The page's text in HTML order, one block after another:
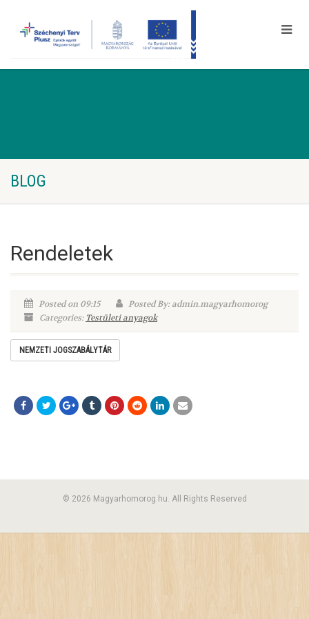
BLOG
Rendeletek
Posted on 09:15
Posted By: admin.magyarhomorog
Categories: Testületi anyagok
NEMZETI JOGSZABÁLYTÁR
© 2026 Magyarhomorog.hu. All Rights Reserved